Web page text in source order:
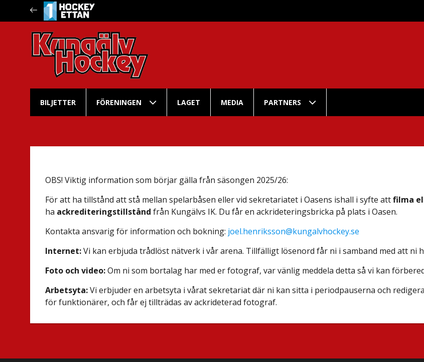
BILJETTER FÖRENINGEN LAGET MEDIA PARTNERS
OBS! Viktig information som börjar gälla från säsongen 2025/26:
För att ha tillstånd att stå mellan spelarbåsen eller vid sekretariatet i Oasens ishall i syfte attfilma
ha ackrediteringstillstånd från Kungälvs IK. Du får en ackrideteringsbricka på plats i Oasen.
Kontakta ansvarig för information och bokning: joel.henriksson@kungalvhockey.se
Internet:Vi kan erbjuda trådlöst nätverk i vår arena. Tillfälligt lösenord får ni i samband med att ni
Foto och video:Om ni som bortalag har med er fotograf, var vänlig meddela detta så vi kan
Arbetsyta:Vi erbjuder en arbetsyta i vårat sekretariat där ni kan sitta i periodpauserna och
för funktionärer, och får ej tillträdas av ackrideterad fotograf.